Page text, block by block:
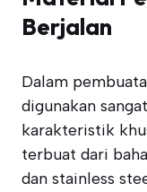
Berjalan
Dalam
digunakan
karakteristik
terbuat dari
dan stainless